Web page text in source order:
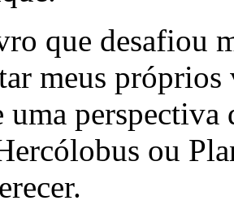
que desafiou
meus próprios
uma perspectiva
ou